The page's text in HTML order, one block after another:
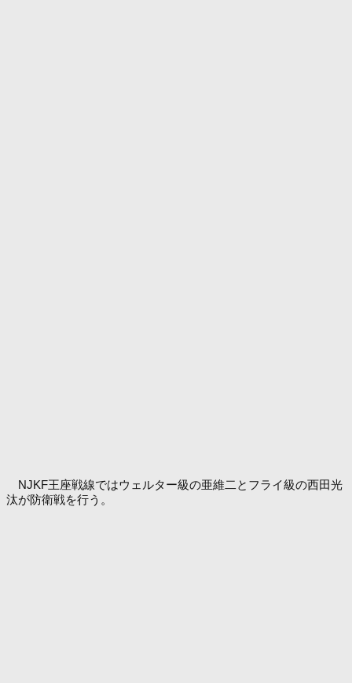
NJKF王座戦線ではウェルター級の亜維二とフライ級の西田光
汰が防衛戦を行う。